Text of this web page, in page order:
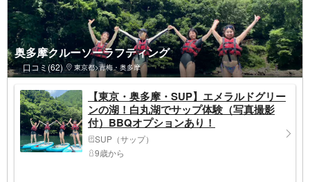
奥多摩クルーソーラフティング
口コミ(62) 東京都>青梅・奥多摩
【東京・奥多摩・SUP】エメラルドグリー
ンの湖！白丸湖でサップ体験（写真撮影
付）BBQオプションあり！
SUP（サップ）
9歳から